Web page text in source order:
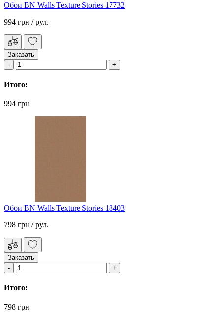
Обои BN Walls Texture Stories 17732
994 грн / рул.
Заказать
Итого:
994 грн
Обои BN Walls Texture Stories 18403
798 грн / рул.
Заказать
Итого:
798 грн